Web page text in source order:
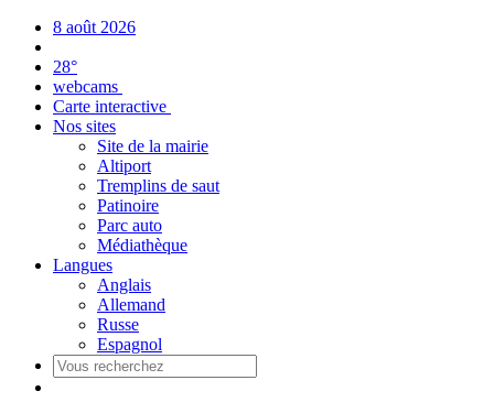
8 août 2026
28°
webcams
Carte interactive
Nos sites
Site de la mairie
Altiport
Tremplins de saut
Patinoire
Parc auto
Médiathèque
Langues
Anglais
Allemand
Russe
Espagnol